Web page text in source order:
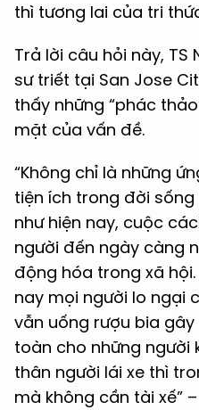
thì tương lai của tri
Trả lời câu hỏi này, TS
sư triết tại San Jose
thấy những “phác
mặt của vấn đề.
“Không chỉ là những
tiện ích trong đời
như hiện nay, cuộc
người đến ngày càng
động hóa trong xã
nay mọi người lo ngại
vẫn uống rượu bia
toàn cho những người
thân người lái xe thì
mà không cần tài xế”